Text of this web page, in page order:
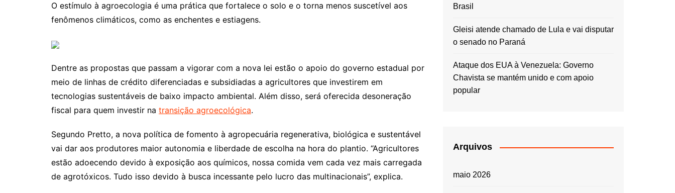
O estímulo à agroecologia é uma prática que fortalece o solo e o torna menos suscetível aos
fenômenos climáticos, como as enchentes e estiagens.
Dentre as propostas que passam a vigorar com a nova lei estão o apoio do governo estadual por
meio de linhas de crédito diferenciadas e subsidiadas a agricultores que investirem em
tecnologias sustentáveis de baixo impacto ambiental. Além disso, será oferecida desoneração
fiscal para quem investir na transição agroecológica.
Segundo Pretto, a nova política de fomento à agropecuária regenerativa, biológica e sustentável
vai dar aos produtores maior autonomia e liberdade de escolha na hora do plantio. “Agricultores
estão adoecendo devido à exposição aos químicos, nossa comida vem cada vez mais carregada
de agrotóxicos. Tudo isso devido à busca incessante pelo lucro das multinacionais”, explica.
Brasil
Gleisi atende chamado de Lula e vai disputar
o senado no Paraná
Ataque dos EUA à Venezuela: Governo
Chavista se mantém unido e com apoio
popular
Arquivos
maio 2026